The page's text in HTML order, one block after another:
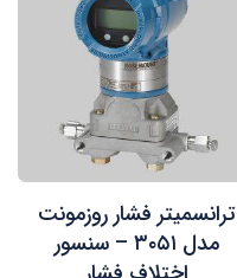
ترانسمیتر فشار روزمونت
مدل ۳۰۵۱ – سنسور